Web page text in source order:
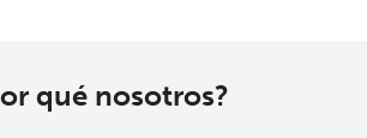
Únete
qué nosotros?